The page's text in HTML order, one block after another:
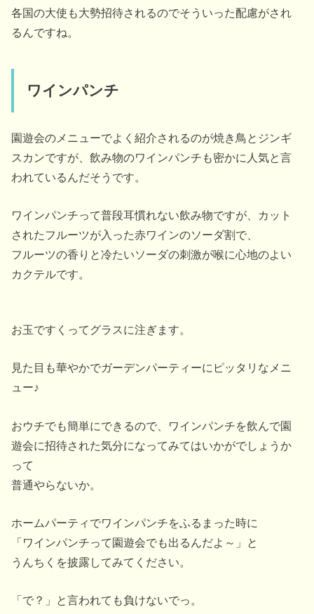
各国の大使も大勢招待されるのでそういった配慮がされ
るんですね。
ワインパンチ
園遊会のメニューでよく紹介されるのが焼き鳥とジンギ
スカンですが、飲み物のワインパンチも密かに人気と言
われているんだそうです。
ワインパンチって普段耳慣れない飲み物ですが、カット
されたフルーツが入った赤ワインのソーダ割で、
フルーツの香りと冷たいソーダの刺激が喉に心地のよい
カクテルです。
お玉ですくってグラスに注ぎます。
見た目も華やかでガーデンパーティーにピッタリなメニ
ュー♪
おウチでも簡単にできるので、ワインパンチを飲んで園
遊会に招待された気分になってみてはいかがでしょうか
って
普通やらないか。
ホームパーティでワインパンチをふるまった時に
「ワインパンチって園遊会でも出るんだよ～」と
うんちくを披露してみてください。
「で？」と言われても負けないでっ。